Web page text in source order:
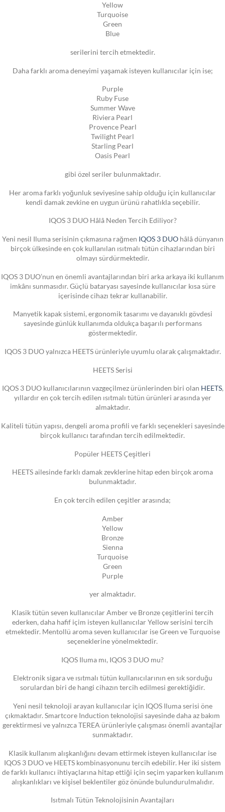
Yellow
Turquoise
Green
Blue
serilerini tercih etmektedir.
Daha farklı aroma deneyimi yaşamak isteyen kullanıcılar için ise;
Purple
Ruby Fuse
Summer Wave
Riviera Pearl
Provence Pearl
Twilight Pearl
Starling Pearl
Oasis Pearl
gibi özel seriler bulunmaktadır.
Her aroma farklı yoğunluk seviyesine sahip olduğu için kullanıcılar
kendi damak zevkine en uygun ürünü rahatlıkla seçebilir.
IQOS 3 DUO Hâlâ Neden Tercih Ediliyor?
Yeni nesil Iluma serisinin çıkmasına rağmen IQOS 3 DUOhâlâ dünyanın
birçok ülkesinde en çok kullanılan ısıtmalı tütün cihazlarından biri
olmayı sürdürmektedir.
IQOS 3 DUO’nun en önemli avantajlarından biri arka arkaya iki kullanım
imkânı sunmasıdır. Güçlü bataryası sayesinde kullanıcılar kısa süre
içerisinde cihazı tekrar kullanabilir.
Manyetik kapak sistemi, ergonomik tasarımı ve dayanıklı gövdesi
sayesinde günlük kullanımda oldukça başarılı performans
göstermektedir.
IQOS 3 DUO yalnızca HEETS ürünleriyle uyumlu olarak çalışmaktadır.
HEETS Serisi
IQOS 3 DUO kullanıcılarının vazgeçilmez ürünlerinden biri olan HEETS,
yıllardır en çok tercih edilen ısıtmalı tütün ürünleri arasında yer
almaktadır.
Kaliteli tütün yapısı, dengeli aroma profili ve farklı seçenekleri sayesinde
birçok kullanıcı tarafından tercih edilmektedir.
Popüler HEETS Çeşitleri
HEETS ailesinde farklı damak zevklerine hitap eden birçok aroma
bulunmaktadır.
En çok tercih edilen çeşitler arasında;
Amber
Yellow
Bronze
Sienna
Turquoise
Green
Purple
yer almaktadır.
Klasik tütün seven kullanıcılar Amber ve Bronze çeşitlerini tercih
ederken, daha hafif içim isteyen kullanıcılar Yellow serisini tercih
etmektedir. Mentollü aroma seven kullanıcılar ise Green ve Turquoise
seçeneklerine yönelmektedir.
IQOS Iluma mı, IQOS 3 DUO mu?
Elektronik sigara ve ısıtmalı tütün kullanıcılarının en sık sorduğu
sorulardan biri de hangi cihazın tercih edilmesi gerektiğidir.
Yeni nesil teknoloji arayan kullanıcılar için IQOS Iluma serisi öne
çıkmaktadır. Smartcore Induction teknolojisi sayesinde daha az bakım
gerektirmesi ve yalnızca TEREA ürünleriyle çalışması önemli avantajlar
sunmaktadır.
Klasik kullanım alışkanlığını devam ettirmek isteyen kullanıcılar ise
IQOS 3 DUO ve HEETS kombinasyonunu tercih edebilir. Her iki sistem
de farklı kullanıcı ihtiyaçlarına hitap ettiği için seçim yaparken kullanım
alışkanlıkları ve kişisel beklentiler göz önünde bulundurulmalıdır.
Isıtmalı Tütün Teknolojisinin Avantajları